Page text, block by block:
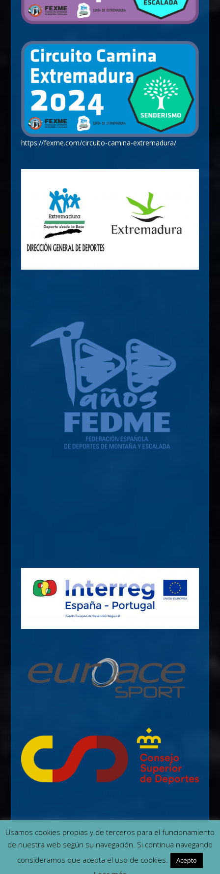
https://fexme.com/circuito-camina-extremadura/
Contacto Quiénes somos Cookies
Usamos cookies propias y de terceros para el funcionamiento
de nuestra web según su navegación. Si continua navegando
consideramos que acepta el uso de cookies.
Acepto